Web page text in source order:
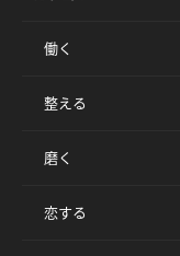
働く
整える
磨く
恋する